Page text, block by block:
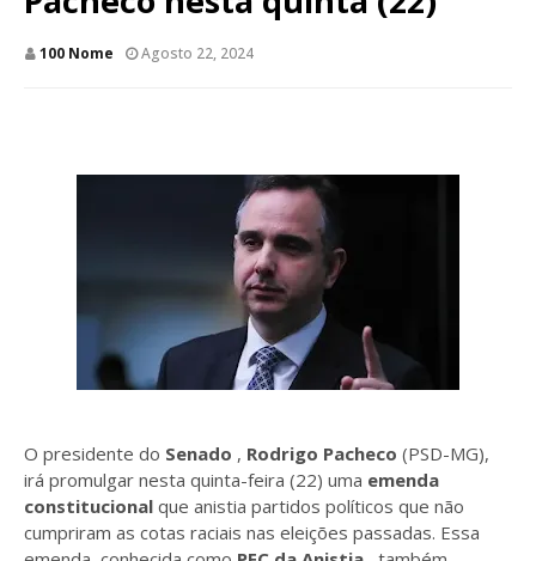
100 Nome Agosto 22, 2024
O presidente do Senado , Rodrigo Pacheco (PSD-MG),
irá promulgar nesta quinta-feira (22) uma emenda
constitucional que anistia partidos políticos que não
cumpriram as cotas raciais nas eleições passadas. Essa